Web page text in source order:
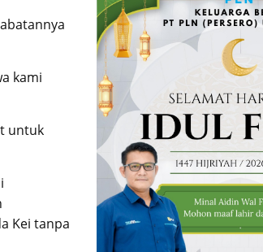
kami
untuk
Kei tanpa